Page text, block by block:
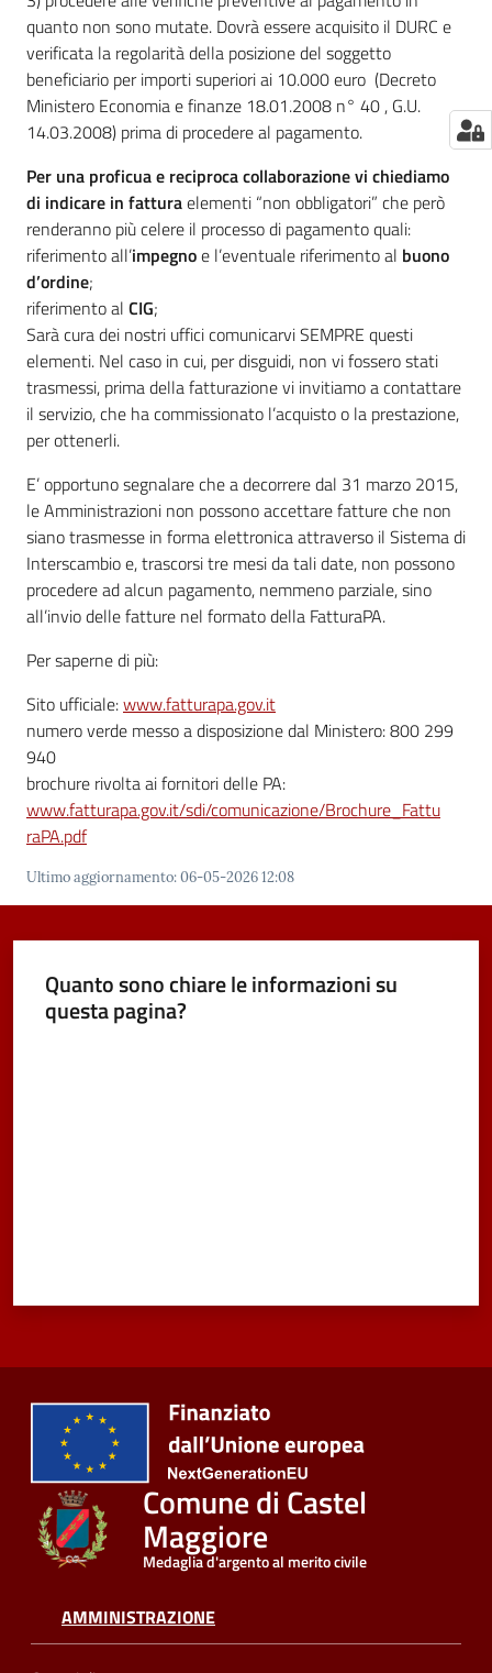
quanto non sono mutate. Dovrà essere acquisito il DURC e
verificata la regolarità della posizione del soggetto
beneficiario per importi superiori ai 10.000 euro (Decreto
Ministero Economia e finanze 18.01.2008 n° 40 , G.U.
14.03.2008) prima di procedere al pagamento.
Per una proficua e reciproca collaborazione vi chiediamo
di indicare in fatturaelementi “non obbligatori” che però
renderanno più celere il processo di pagamento quali:
riferimento all’impegnoe l’eventuale riferimento al buono
d’ordine;
riferimento al CIG;
Sarà cura dei nostri uffici comunicarvi SEMPRE questi
elementi. Nel caso in cui, per disguidi, non vi fossero stati
trasmessi, prima della fatturazione vi invitiamo a contattare
il servizio, che ha commissionato l’acquisto o la prestazione,
per ottenerli.
E’ opportuno segnalare che a decorrere dal 31 marzo 2015,
le Amministrazioni non possono accettare fatture che non
siano trasmesse in forma elettronica attraverso il Sistema di
Interscambio e, trascorsi tre mesi da tali date, non possono
procedere ad alcun pagamento, nemmeno parziale, sino
all’invio delle fatture nel formato della FatturaPA.
Per saperne di più:
Sito ufficiale:www.fatturapa.gov.it
numero verde messo a disposizione dal Ministero: 800 299
940
brochure rivolta ai fornitori delle PA:
www.fatturapa.gov.it/sdi/comunicazione/Brochure_Fattu
raPA.pdf
Ultimo aggiornamento:06-05-2026 12:08
Quanto sono chiare le informazioni su
questa pagina?
Comune di Castel
Maggiore
Medaglia d'argento al merito civile
AMMINISTRAZIONE